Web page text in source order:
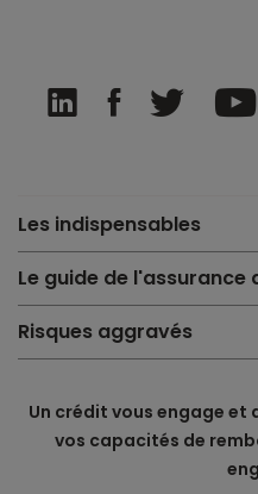
Les indispensables
Le guide de l'assurance
Risques aggravés
Un crédit vous engage
vos capacités de